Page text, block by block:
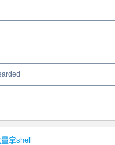
拿shell